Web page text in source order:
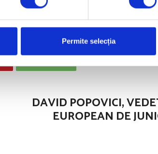
Permite selecția
la Kazan, a câștigat medalia
DAVID POPOVICI,
EUROPEAN DE